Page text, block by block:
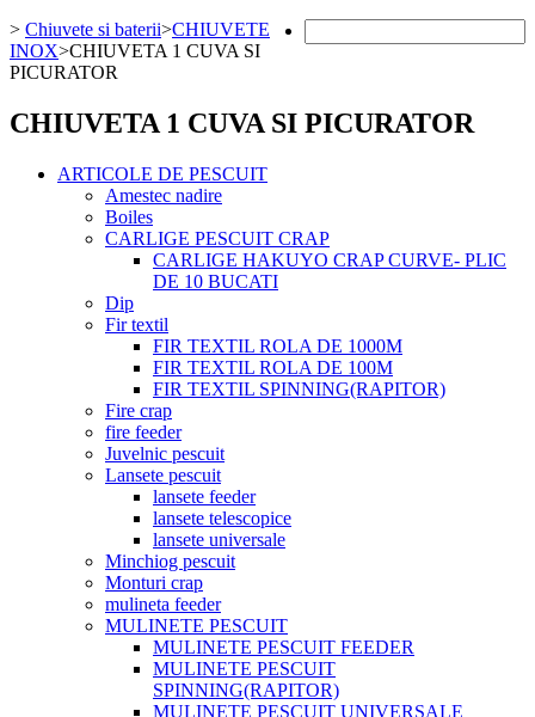
> Chiuvete si baterii>CHIUVETE
INOX>CHIUVETA 1 CUVA SI
PICURATOR
CHIUVETA 1 CUVA SI PICURATOR
ARTICOLE DE PESCUIT
Amestec nadire
Boiles
CARLIGE PESCUIT CRAP
CARLIGE HAKUYO CRAP CURVE- PLIC
DE 10 BUCATI
Dip
Fir textil
FIR TEXTIL ROLA DE 1000M
FIR TEXTIL ROLA DE 100M
FIR TEXTIL SPINNING(RAPITOR)
Fire crap
fire feeder
Juvelnic pescuit
Lansete pescuit
lansete feeder
lansete telescopice
lansete universale
Minchiog pescuit
Monturi crap
mulineta feeder
MULINETE PESCUIT
MULINETE PESCUIT FEEDER
MULINETE PESCUIT
SPINNING(RAPITOR)
MULINETE PESCUIT UNIVERSALE